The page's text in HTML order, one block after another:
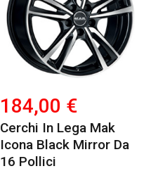
184,00 €
Cerchi In Lega Mak
Icona Black Mirror Da
16 Pollici